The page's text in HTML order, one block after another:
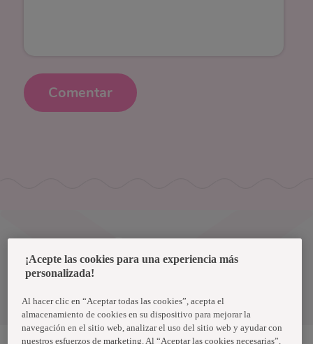
Comentar
Términos y condiciones
¡Acepte las cookies para una experiencia más
personalizada!
Al hacer clic en “Aceptar todas las cookies”, acepta el
almacenamiento de cookies en su dispositivo para mejorar la
navegación en el sitio web, analizar el uso del sitio web y ayudar con
nuestros esfuerzos de marketing. Al “Aceptar las cookies necesarias”,